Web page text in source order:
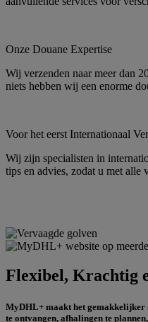
Onze Douane Expertise
Wij verzenden naar meer dan
niets hebben wij een enorme
Voor het eerst Internationaal
Wij zijn specialisten in
tips en advies, zodat u met alle
Flexibel, Krachtig
MyDHL+ maakt het gemakkelijker
te ontvangen, afhalingen te